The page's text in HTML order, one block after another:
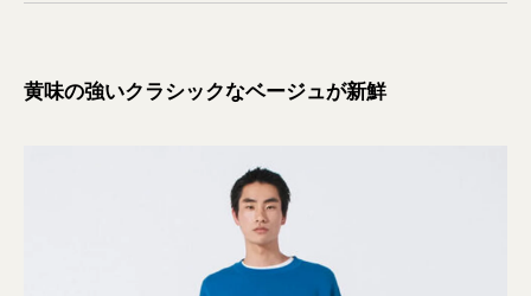
黄味の強いクラシックなベージュが新鮮